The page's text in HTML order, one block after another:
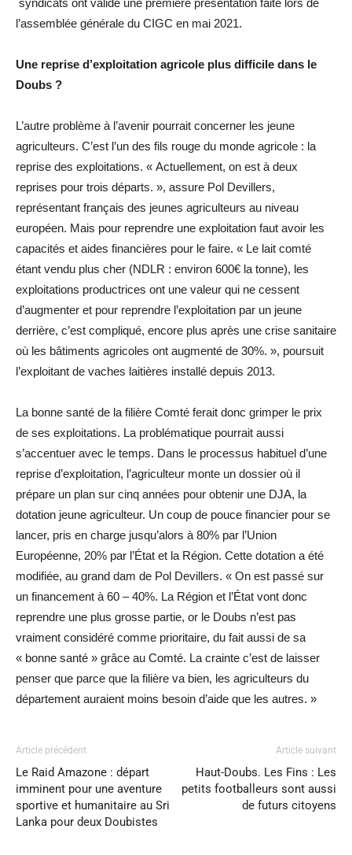
l’assemblée générale du CIGC en mai 2021.
Une reprise d’exploitation agricole plus difficile dans le
Doubs ?
L’autre problème à l’avenir pourrait concerner les jeune
agriculteurs. C’est l’un des fils rouge du monde agricole : la
reprise des exploitations. « Actuellement, on est à deux
reprises pour trois départs. », assure Pol Devillers,
représentant français des jeunes agriculteurs au niveau
européen. Mais pour reprendre une exploitation faut avoir les
capacités et aides financières pour le faire. « Le lait comté
étant vendu plus cher (NDLR : environ 600€ la tonne), les
exploitations productrices ont une valeur qui ne cessent
d’augmenter et pour reprendre l’exploitation par un jeune
derrière, c’est compliqué, encore plus après une crise sanitaire
où les bâtiments agricoles ont augmenté de 30%. », poursuit
l’exploitant de vaches laitières installé depuis 2013.
La bonne santé de la filière Comté ferait donc grimper le prix
de ses exploitations. La problématique pourrait aussi
s’accentuer avec le temps. Dans le processus habituel d’une
reprise d’exploitation, l’agriculteur monte un dossier où il
prépare un plan sur cinq années pour obtenir une DJA, la
dotation jeune agriculteur. Un coup de pouce financier pour se
lancer, pris en charge jusqu’alors à 80% par l’Union
Européenne, 20% par l’État et la Région. Cette dotation a été
modifiée, au grand dam de Pol Devillers. « On est passé sur
un financement à 60 – 40%. La Région et l’État vont donc
reprendre une plus grosse partie, or le Doubs n’est pas
vraiment considéré comme prioritaire, du fait aussi de sa
« bonne santé » grâce au Comté. La crainte c’est de laisser
penser que parce que la filière va bien, les agriculteurs du
département auraient moins besoin d’aide que les autres. »
Article précédent
Le Raid Amazone : départ
imminent pour une aventure
sportive et humanitaire au Sri
Lanka pour deux Doubistes
Article suivant
Haut-Doubs. Les Fins : Les
petits footballeurs sont aussi
de futurs citoyens